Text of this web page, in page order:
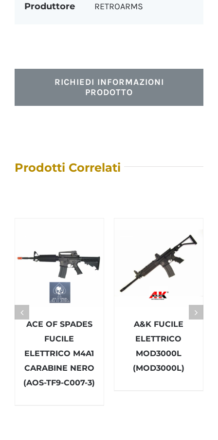
Produttore RETROARMS
RICHIEDI INFORMAZIONI
PRODOTTO
Prodotti Correlati
ACE OF SPADES
FUCILE
ELETTRICO M4A1
CARABINE NERO
(AOS-TF9-C007-3)
A&K FUCILE
ELETTRICO
MOD3000L
(MOD3000L)